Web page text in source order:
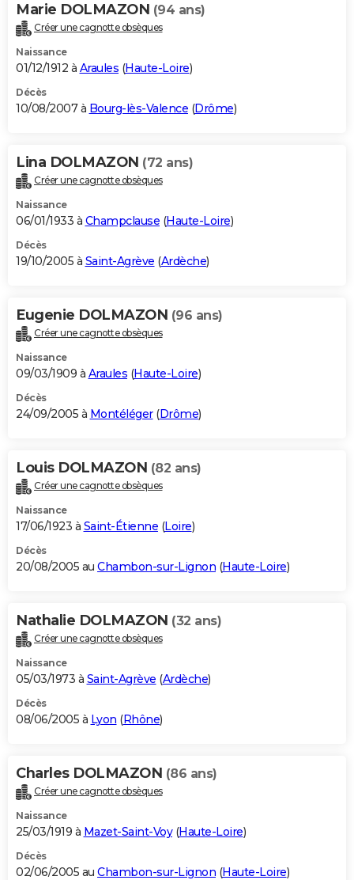
Marie DOLMAZON (94 ans)
Créer une cagnotte obsèques
Naissance
01/12/1912 à Araules (Haute-Loire)
Décès
10/08/2007 à Bourg-lès-Valence (Drôme)
Lina DOLMAZON (72 ans)
Créer une cagnotte obsèques
Naissance
06/01/1933 à Champclause (Haute-Loire)
Décès
19/10/2005 à Saint-Agrève (Ardèche)
Eugenie DOLMAZON (96 ans)
Créer une cagnotte obsèques
Naissance
09/03/1909 à Araules (Haute-Loire)
Décès
24/09/2005 à Montéléger(Drôme)
Louis DOLMAZON (82 ans)
Créer une cagnotte obsèques
Naissance
17/06/1923 à Saint-Étienne (Loire)
Décès
20/08/2005 au Chambon-sur-Lignon (Haute-Loire)
Nathalie DOLMAZON (32 ans)
Créer une cagnotte obsèques
Naissance
05/03/1973 à Saint-Agrève (Ardèche)
Décès
08/06/2005 à Lyon (Rhône)
Charles DOLMAZON (86 ans)
Créer une cagnotte obsèques
Naissance
25/03/1919 à Mazet-Saint-Voy(Haute-Loire)
Décès
02/06/2005 au Chambon-sur-Lignon (Haute-Loire)